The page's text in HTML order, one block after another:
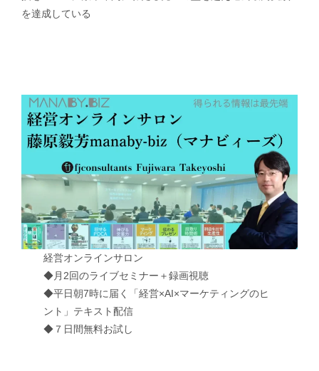
を達成している
経営オンラインサロン
◆月2回のライブセミナー＋録画視聴
◆平日朝7時に届く「経営×AI×マーケティングのヒ
ント」テキスト配信
◆７日間無料お試し